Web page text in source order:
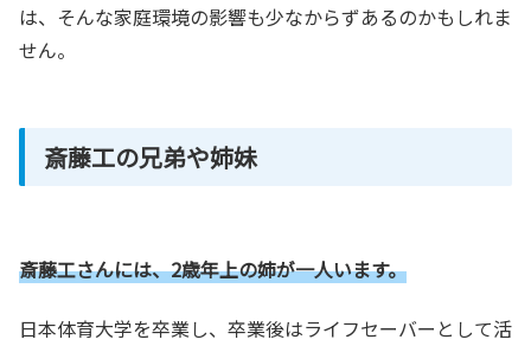
は、そんな家庭環境の影響も少なからずあるのかもしれま
せん。
斎藤工の兄弟や姉妹
斎藤工さんには、2歳年上の姉が一人います。
日本体育大学を卒業し、卒業後はライフセーバーとして活